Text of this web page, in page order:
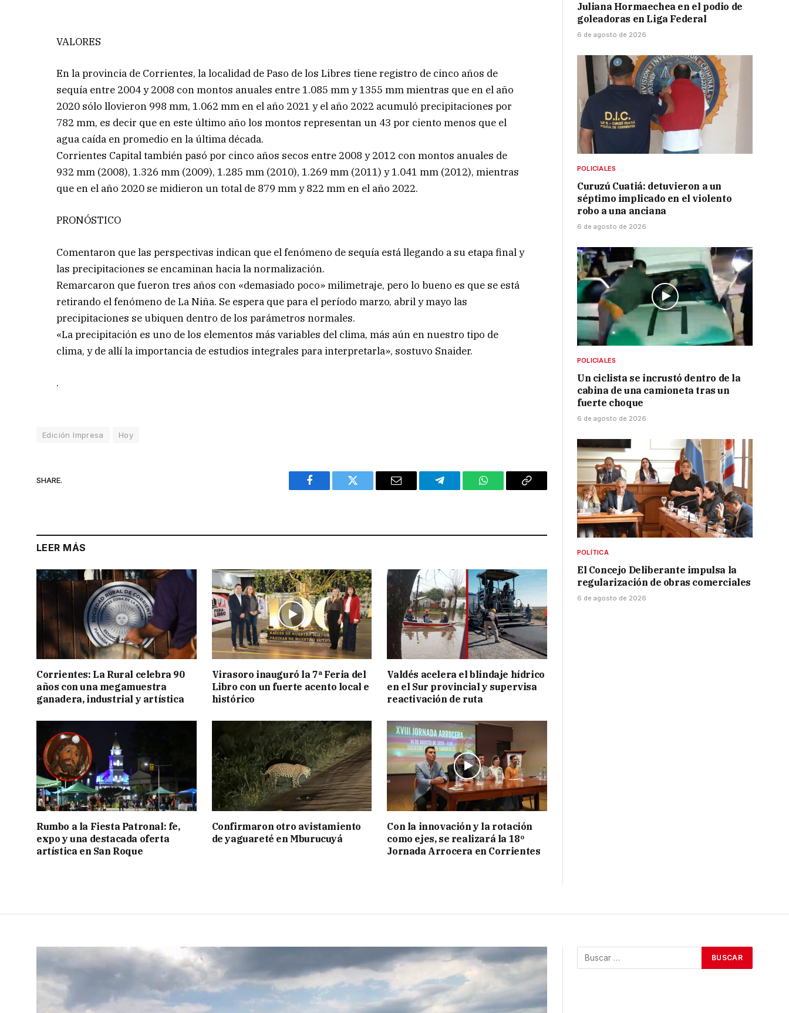
VALORES
En la provincia de Corrientes, la localidad de Paso de los Libres tiene registro de cinco años de
sequía entre 2004 y 2008 con montos anuales entre 1.085 mm y 1355 mm mientras que en el año
2020 sólo llovieron 998 mm, 1.062 mm en el año 2021 y el año 2022 acumuló precipitaciones por
782 mm, es decir que en este último año los montos representan un 43 por ciento menos que el
agua caída en promedio en la última década.
Corrientes Capital también pasó por cinco años secos entre 2008 y 2012 con montos anuales de
932 mm (2008), 1.326 mm (2009), 1.285 mm (2010), 1.269 mm (2011) y 1.041 mm (2012), mientras
que en el año 2020 se midieron un total de 879 mm y 822 mm en el año 2022.
PRONÓSTICO
Comentaron que las perspectivas indican que el fenómeno de sequía está llegando a su etapa final y
las precipitaciones se encaminan hacia la normalización.
Remarcaron que fueron tres años con «demasiado poco» milimetraje, pero lo bueno es que se está
retirando el fenómeno de La Niña. Se espera que para el período marzo, abril y mayo las
precipitaciones se ubiquen dentro de los parámetros normales.
«La precipitación es uno de los elementos más variables del clima, más aún en nuestro tipo de
clima, y de allí la importancia de estudios integrales para interpretarla», sostuvo Snaider.
.
Edición Impresa Hoy
SHARE.
Facebook Twitter Email Telegram WhatsAppCopy
LEER MÁS
Corrientes: La Rural celebra 90
años con una megamuestra
ganadera, industrial y artística
Virasoro inauguró la 7ª Feria del
Libro con un fuerte acento local e
histórico
Valdés acelera el blindaje hídrico
en el Sur provincial y supervisa
reactivación de ruta
Rumbo a la Fiesta Patronal: fe,
expo y una destacada oferta
artística en San Roque
Confirmaron otro avistamiento
de yaguareté en Mburucuyá
Con la innovación y la rotación
como ejes, se realizará la 18º
Jornada Arrocera en Corrientes
Juliana Hormaechea en el podio de
goleadoras en Liga Federal
6 de agosto de 2026
POLICIALES
Curuzú Cuatiá: detuvieron a un
séptimo implicado en el violento
robo a una anciana
6 de agosto de 2026
POLICIALES
Un ciclista se incrustó dentro de la
cabina de una camioneta tras un
fuerte choque
6 de agosto de 2026
POLÍTICA
El Concejo Deliberante impulsa la
regularización de obras comerciales
6 de agosto de 2026